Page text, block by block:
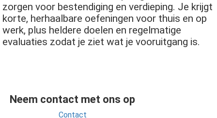
zorgen voor bestendiging en verdieping. Je krijgt
korte, herhaalbare oefeningen voor thuis en op
werk, plus heldere doelen en regelmatige
evaluaties zodat je ziet wat je vooruitgang is.
Neem contact met ons op
Contact